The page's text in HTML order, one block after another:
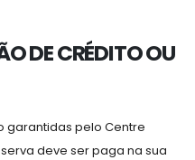
DE CRÉDITO OU
garantidas pelo Centre
deve ser paga na sua